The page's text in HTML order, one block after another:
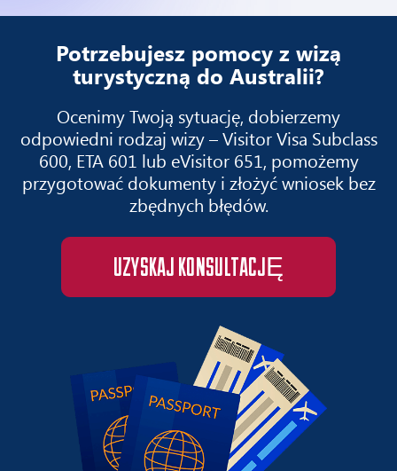
Potrzebujesz pomocy z wizą
turystyczną do Australii?
Ocenimy Twoją sytuację, dobierzemy
odpowiedni rodzaj wizy – Visitor Visa Subclass
600, ETA 601 lub eVisitor 651, pomożemy
przygotować dokumenty i złożyć wniosek bez
zbędnych błędów.
UZYSKAJ KONSULTACJĘ